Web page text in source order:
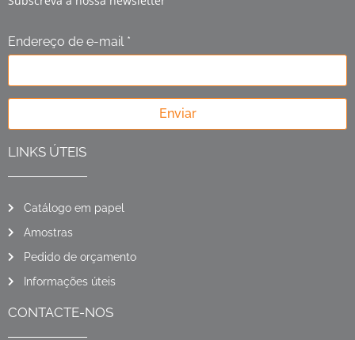
Endereço de e-mail *
Enviar
LINKS ÚTEIS
Catálogo em papel
Amostras
Pedido de orçamento
Informações úteis
CONTACTE-NOS